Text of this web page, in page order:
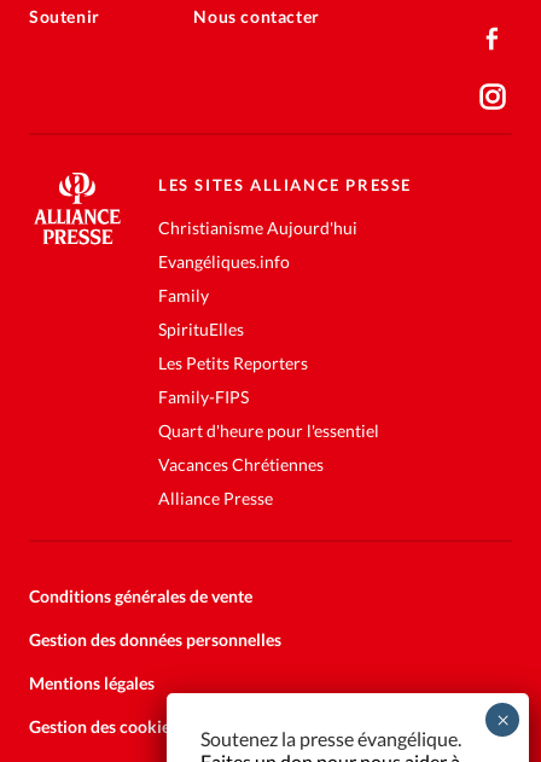
Soutenir Nous contacter
LES SITES ALLIANCE PRESSE
Christianisme Aujourd'hui
Evangéliques.info
Family
SpirituElles
Les Petits Reporters
Family-FIPS
Quart d'heure pour l'essentiel
Vacances Chrétiennes
Alliance Presse
Conditions générales de vente
Gestion des données personnelles
Mentions légales
Gestion des cookies
Soutenez la presse évangélique.